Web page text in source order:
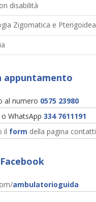
disabilità
Zigomatica e Pterigoidea
appuntamento
al numero 0575 23980
WhatsApp334 7611191
il form della pagina contatti
ambulatorioguida